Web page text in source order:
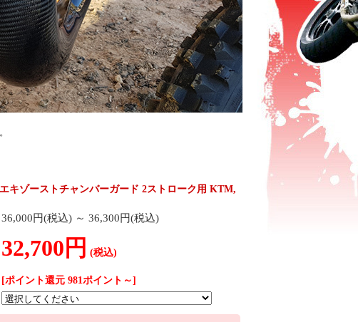
キゾーストチャンバーガード 2ストローク用 KTM,
36,000円(税込) ～ 36,300円(税込)
32,700円 (税込)
[ポイント還元 981ポイント～]